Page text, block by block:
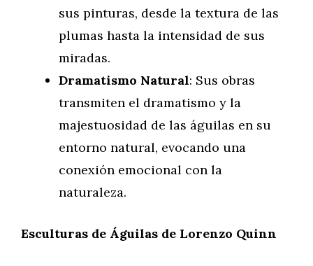
sus pinturas, desde la textura de las
plumas hasta la intensidad de sus
miradas.
Dramatismo Natural: Sus obras
transmiten el dramatismo y la
majestuosidad de las águilas en su
entorno natural, evocando una
conexión emocional con la
naturaleza.
Esculturas de Águilas de Lorenzo Quinn